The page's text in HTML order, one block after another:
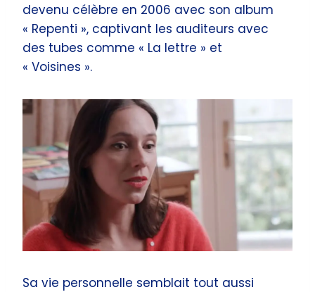
devenu célèbre en 2006 avec son album
« Repenti », captivant les auditeurs avec
des tubes comme « La lettre » et
« Voisines ».
Sa vie personnelle semblait tout aussi